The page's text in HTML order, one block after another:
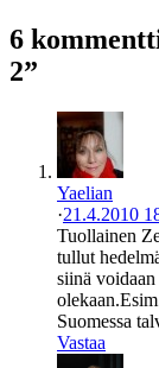
6
2”
Yaelian
·21.4.2010
Tuollainen
tullut
siinä
Suomessa
Vastaa